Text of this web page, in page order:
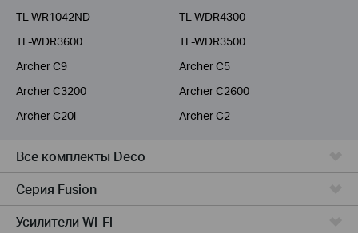
TL-WR1042ND
TL-WDR4300
TL-WDR3600
TL-WDR3500
Archer C9
Archer C5
Archer C3200
Archer C2600
Archer C20i
Archer C2
Все комплекты Deco
Серия Fusion
Усилители Wi-Fi